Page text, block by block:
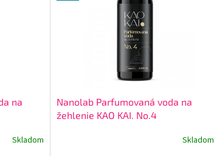
na
Skladom
Nanolab Parfumovaná voda na
žehlenie KAO KAI. No.4
Skladom